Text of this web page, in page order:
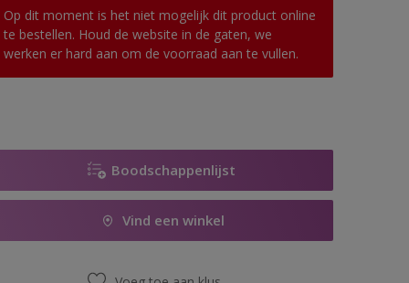
Op dit moment is het niet mogelijk dit product online
te bestellen. Houd de website in de gaten, we
werken er hard aan om de voorraad aan te vullen.
Boodschappenlijst
Vind een winkel